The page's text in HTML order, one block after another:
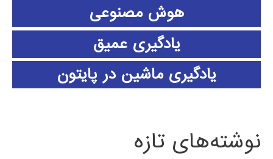
هوش مصنوعی
یادگیری عمیق
یادگیری ماشین در پایتون
نوشته‌های تازه